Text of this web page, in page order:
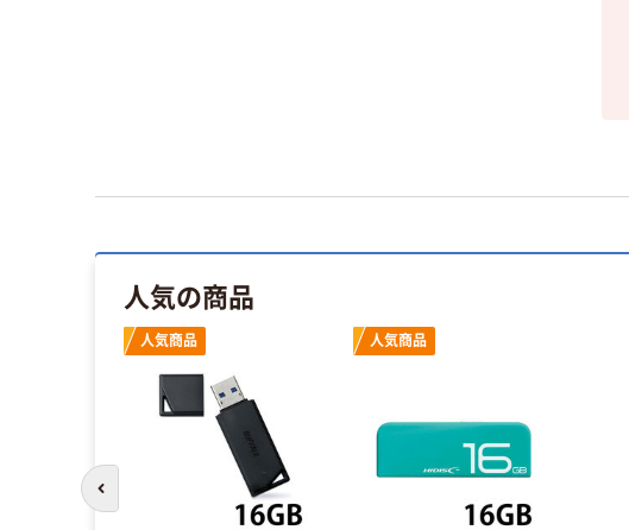
人気の商品
人気商品 人気商品
前のスライドへ